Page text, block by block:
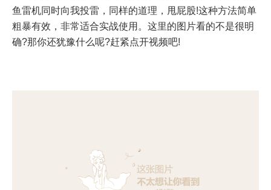
鱼雷机同时向我投雷，同样的道理，甩屁股!这种方法简单
粗暴有效，非常适合实战使用。这里的图片看的不是很明
确?那你还犹豫什么呢?赶紧点开视频吧!